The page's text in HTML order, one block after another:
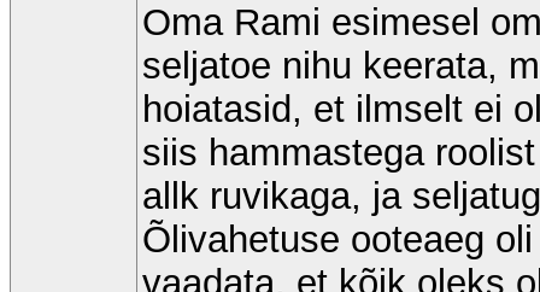
Oma Rami esimesel
seljatoe nihu keerata,
hoiatasid, et ilmselt ei
siis hammastega
allk ruvikaga, ja
Õlivahetuse ooteaeg
vaadata, et kõik oleks